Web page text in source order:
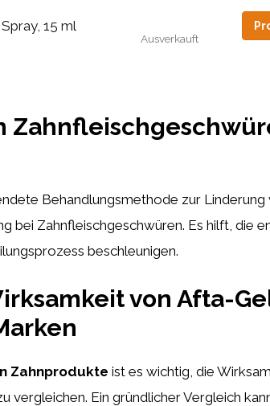
15 ml
Ausverkauft
Behandlungsmethode zur Linderung
bei Zahnfleischgeschwüren. Es hilft, die
beschleunigen.
von Afta-
Zahnprodukte ist es wichtig, die
vergleichen. Ein gründlicher Vergleich